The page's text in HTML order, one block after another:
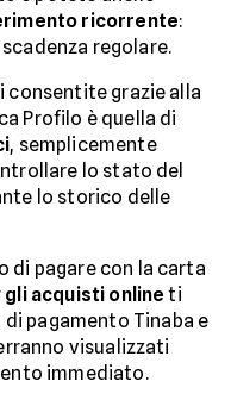
ricorrente:
regolare.
consentite grazie alla
Profilo è quella di
, semplicemente
lo stato del
lo storico delle
di pagare con la carta
gli acquisti online ti
pagamento Tinaba e
visualizzati
immediato.